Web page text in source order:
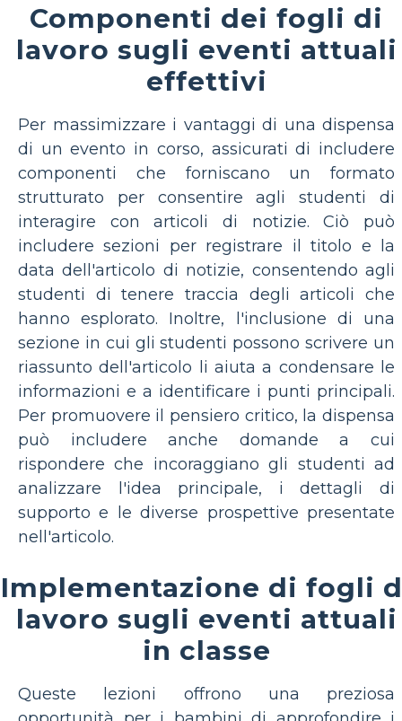
Componenti dei fogli di
lavoro sugli eventi attuali
effettivi
Per massimizzare i vantaggi di una dispensa
di un evento in corso, assicurati di includere
componenti che forniscano un formato
strutturato per consentire agli studenti di
interagire con articoli di notizie. Ciò può
includere sezioni per registrare il titolo e la
data dell'articolo di notizie, consentendo agli
studenti di tenere traccia degli articoli che
hanno esplorato. Inoltre, l'inclusione di una
sezione in cui gli studenti possono scrivere un
riassunto dell'articolo li aiuta a condensare le
informazioni e a identificare i punti principali.
Per promuovere il pensiero critico, la dispensa
può includere anche domande a cui
rispondere che incoraggiano gli studenti ad
analizzare l'idea principale, i dettagli di
supporto e le diverse prospettive presentate
nell'articolo.
Implementazione di fogli
lavoro sugli eventi attuali
in classe
Queste lezioni offrono una preziosa